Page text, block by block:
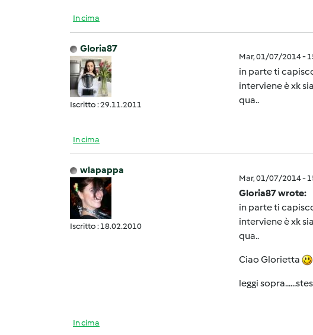
In cima
Gloria87
Iscritto : 29.11.2011
Mar, 01/07/2014 -
in parte ti
interviene è xk
qua..
In cima
wlapappa
Iscritto : 18.02.2010
Mar, 01/07/2014 -
Gloria87 wrote:
in parte ti
interviene è xk
qua..
Ciao Glorietta
leggi
In cima